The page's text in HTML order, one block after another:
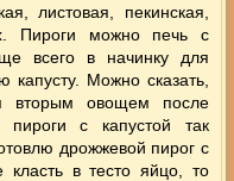
листовая, пекинская,
Пироги можно печь с
всего в начинку для
капусту. Можно сказать,
вторым овощем после
пироги с капустой так
дрожжевой пирог с
класть в тесто яйцо, то